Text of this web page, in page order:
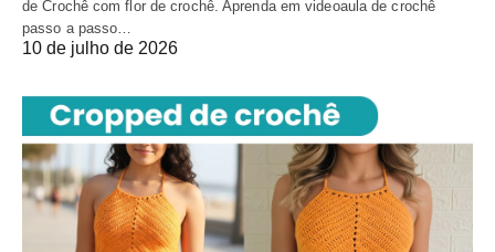
de Crochê com flor de crochê. Aprenda em videoaula de crochê
passo a passo…
10 de julho de 2026